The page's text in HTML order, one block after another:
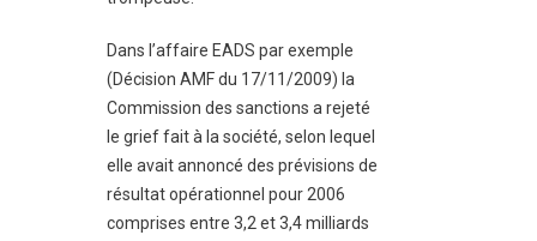
Dans l’affaire EADS par exemple
(Décision AMF du 17/11/2009) la
Commission des sanctions a rejeté
le grief fait à la société, selon lequel
elle avait annoncé des prévisions de
résultat opérationnel pour 2006
comprises entre 3,2 et 3,4 milliards